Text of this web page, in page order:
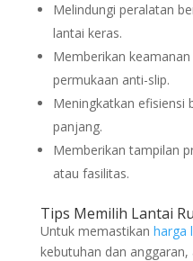
Melindungi peralatan
lantai keras.
Memberikan
permukaan anti-slip.
Meningkatkan efisiensi
panjang.
Memberikan tampilan
atau fasilitas.
Tips Memilih Lantai
Untuk memastikan harga
kebutuhan dan